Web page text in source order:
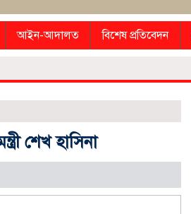
আইন-আদালত বিশেষ প্রতিবেদন
শেখ হাসিনা